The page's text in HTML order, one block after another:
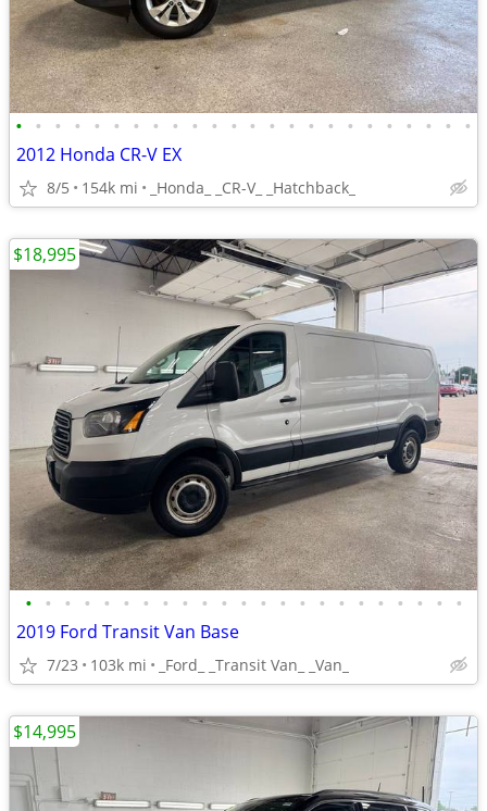
• • • • • • • • • • • • • • • • • • • • • • • •
2012 Honda CR-V EX
8/5 154k mi _Honda_ _CR-V_ _Hatchback_
• • • • • • • • • • • • • • • • • • • • • • •
2019 Ford Transit Van Base
7/23 103k mi _Ford_ _Transit Van_ _Van_
$18,995
$14,995